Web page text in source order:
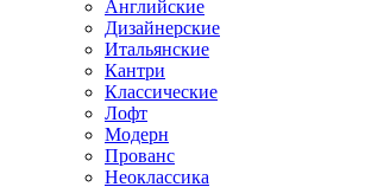
Английские
Дизайнерские
Итальянские
Кантри
Классические
Лофт
Модерн
Прованс
Неоклассика